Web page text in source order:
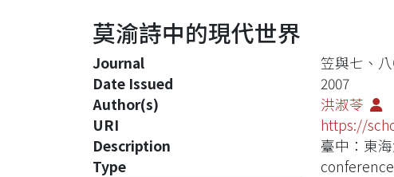
莫渝詩中的現代世界
Journal
笠與七、
Date Issued
2007
Author(s)
洪淑苓
URI
https://
Description
臺中：東
Type